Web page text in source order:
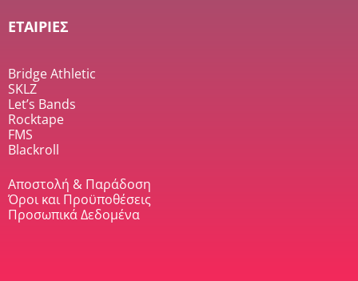
ΕΤΑΙΡΙΕΣ
Bridge Athletic
SKLZ
Let’s Bands
Rocktape
FMS
Blackroll
Αποστολή & Παράδοση
Όροι και Προϋποθέσεις
Προσωπικά Δεδομένα